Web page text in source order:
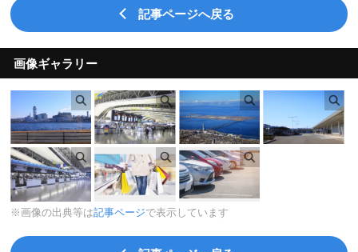
記事ページへ戻る
画像ギャラリー
※画像の出典等は記事ページで表示しています